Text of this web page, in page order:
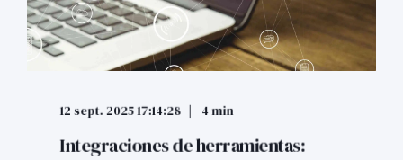
12 sept. 2025 17:14:28 4 min
Integraciones de herramientas: